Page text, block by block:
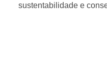
sustentabilidade e